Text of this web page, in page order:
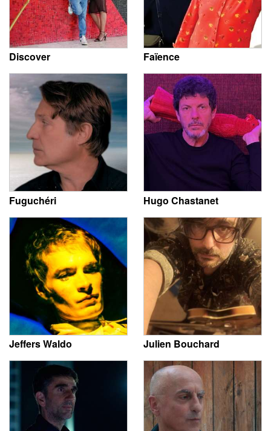
Discover Faïence
Fuguchéri Hugo Chastanet
Jeffers Waldo Julien Bouchard